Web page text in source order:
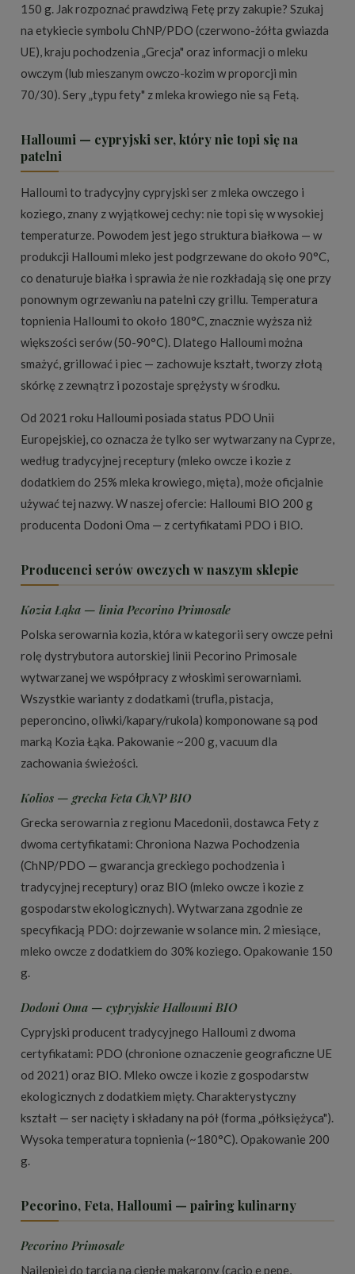
150 g. Jak rozpoznać prawdziwą Fetę przy zakupie? Szukaj
na etykiecie symbolu ChNP/PDO (czerwono-żółta gwiazda
UE), kraju pochodzenia „Grecja" oraz informacji o mleku
owczym (lub mieszanym owczo-kozim w proporcji min
70/30). Sery „typu fety" z mleka krowiego nie są Fetą.
Halloumi — cypryjski ser, który nie topi się na
patelni
Halloumi to tradycyjny cypryjski ser z mleka owczego i
koziego, znany z wyjątkowej cechy: nie topi się w wysokiej
temperaturze. Powodem jest jego struktura białkowa — w
produkcji Halloumi mleko jest podgrzewane do około 90°C,
co denaturuje białka i sprawia że nie rozkładają się one przy
ponownym ogrzewaniu na patelni czy grillu. Temperatura
topnienia Halloumi to około 180°C, znacznie wyższa niż
większości serów (50-90°C). Dlatego Halloumi można
smażyć, grillować i piec — zachowuje kształt, tworzy złotą
skórkę z zewnątrz i pozostaje sprężysty w środku.
Od 2021 roku Halloumi posiada status PDO Unii
Europejskiej, co oznacza że tylko ser wytwarzany na Cyprze,
według tradycyjnej receptury (mleko owcze i kozie z
dodatkiem do 25% mleka krowiego, mięta), może oficjalnie
używać tej nazwy. W naszej ofercie: Halloumi BIO 200 g
producenta Dodoni Oma — z certyfikatami PDO i BIO.
Producenci serów owczych w naszym sklepie
Kozia Łąka — linia Pecorino Primosale
Polska serowarnia kozia, która w kategorii sery owcze pełni
rolę dystrybutora autorskiej linii Pecorino Primosale
wytwarzanej we współpracy z włoskimi serowarniami.
Wszystkie warianty z dodatkami (trufla, pistacja,
peperoncino, oliwki/kapary/rukola) komponowane są pod
marką Kozia Łąka. Pakowanie ~200 g, vacuum dla
zachowania świeżości.
Kolios — grecka Feta ChNP BIO
Grecka serowarnia z regionu Macedonii, dostawca Fety z
dwoma certyfikatami: Chroniona Nazwa Pochodzenia
(ChNP/PDO — gwarancja greckiego pochodzenia i
tradycyjnej receptury) oraz BIO (mleko owcze i kozie z
gospodarstw ekologicznych). Wytwarzana zgodnie ze
specyfikacją PDO: dojrzewanie w solance min. 2 miesiące,
mleko owcze z dodatkiem do 30% koziego. Opakowanie 150
g.
Dodoni Oma — cypryjskie Halloumi BIO
Cypryjski producent tradycyjnego Halloumi z dwoma
certyfikatami: PDO (chronione oznaczenie geograficzne UE
od 2021) oraz BIO. Mleko owcze i kozie z gospodarstw
ekologicznych z dodatkiem mięty. Charakterystyczny
kształt — ser nacięty i składany na pół (forma „półksiężyca").
Wysoka temperatura topnienia (~180°C). Opakowanie 200
g.
Pecorino, Feta, Halloumi — pairing kulinarny
Pecorino Primosale
Najlepiej do tarcia na ciepłe makarony (cacio e pepe,